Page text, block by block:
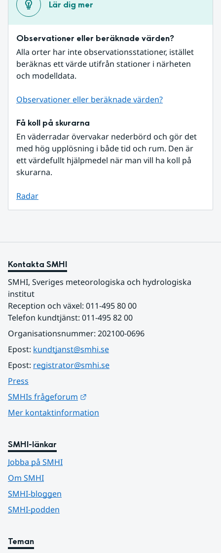
Lär dig mer
Observationer eller beräknade värden?
Alla orter har inte observationsstationer, istället
beräknas ett värde utifrån stationer i närheten
och modelldata.
Observationer eller beräknade värden?
Få koll på skurarna
En väderradar övervakar nederbörd och gör det
med hög upplösning i både tid och rum. Den är
ett värdefullt hjälpmedel när man vill ha koll på
skurarna.
Radar
Kontakta SMHI
SMHI, Sveriges meteorologiska och hydrologiska
institut
Reception och växel: 011-495 80 00
Telefon kundtjänst: 011-495 82 00
Organisationsnummer: 202100-0696
Epost: kundtjanst@smhi.se
Epost: registrator@smhi.se
Press
SMHIs frågeforum
Mer kontaktinformation
SMHI-länkar
Jobba på SMHI
Om SMHI
SMHI-bloggen
SMHI-podden
Teman